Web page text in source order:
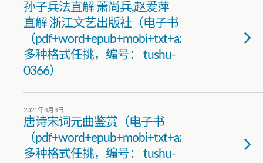
孙子兵法直解 萧尚兵,赵爱萍
直解 浙江文艺出版社（电子书
（pdf+word+epub+mobi+txt+azw3）
多种格式任挑，编号： tushu-
0366）
2021年3月3日
唐诗宋词元曲鉴赏（电子书
（pdf+word+epub+mobi+txt+azw3）
多种格式任挑，编号： tushu-